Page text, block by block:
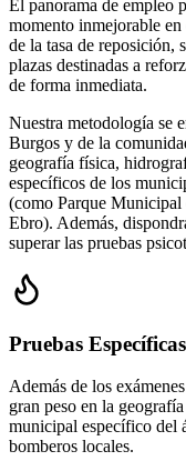
El panorama de empleo
momento inmejorable
de la tasa de reposición,
plazas destinadas a
de forma inmediata.
Nuestra metodología se
Burgos y de la
geografía física,
específicos de los
(como Parque
Ebro). Además,
superar las pruebas
Pruebas Específicas
Además de los
gran peso en la
municipal específico del
bomberos locales.